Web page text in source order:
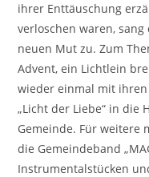
ihrer Enttäuschung
verloschen waren,
neuen Mut zu. Zum
Advent, ein Lichtlein
wieder einmal mit ihren
„Licht der Liebe“ in die
Gemeinde. Für weitere
die Gemeindeband
Instrumentalstücken